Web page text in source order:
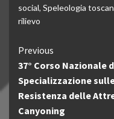
social, Speleologia
rilievo
Continue
Reading
Previous
37° Corso Nazionale
Specializzazione
Resistenza delle
Canyoning